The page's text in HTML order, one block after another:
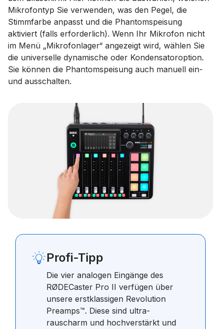
Mikrofontyp Sie verwenden, was den Pegel, die
Stimmfarbe anpasst und die Phantomspeisung
aktiviert (falls erforderlich). Wenn Ihr Mikrofon nicht
im Menü „Mikrofonlager“ angezeigt wird, wählen Sie
die universelle dynamische oder Kondensatoroption.
Sie können die Phantomspeisung auch manuell ein-
und ausschalten.
Profi-Tipp
Die vier analogen Eingänge des
RØDECaster Pro II verfügen über
unsere erstklassigen Revolution
Preamps™. Diese sind ultra-
rauscharm und hochverstärkt und